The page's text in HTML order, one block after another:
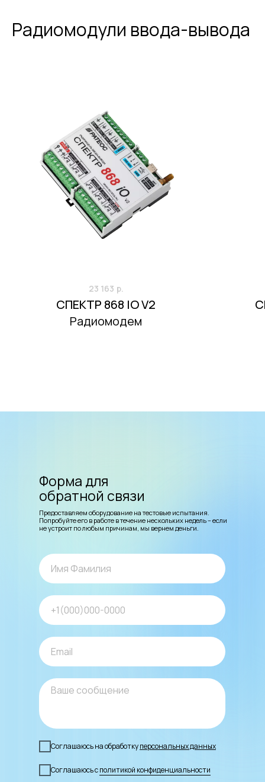
Радиомодули ввода-вывода
23 163 р.
СПЕКТР 868 IO V2
Радиомодем
Соглашаюсь на обработкуперсональных данных
Соглашаюсь сполитикой конфиденциальности
Предоставляем оборудование на тестовые испытания.
Попробуйте его в работе в течение нескольких недель – если
не устроит по любым причинам, мы вернем деньги.
Форма для
обратной связи